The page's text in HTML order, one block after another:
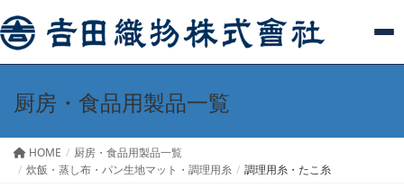
厨房・食品用製品一覧
HOME
厨房・食品用製品一覧
炊飯・蒸し布・パン生地マット・調理用糸
調理用糸・たこ糸